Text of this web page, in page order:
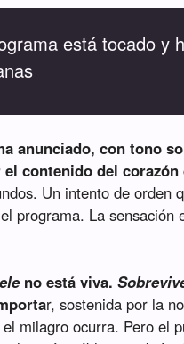
está tocado y
anunciado, con tono
contenido del corazón
Un intento de orden
programa. La
no está viva.
r, sostenida por la
milagro ocurra. Pero el